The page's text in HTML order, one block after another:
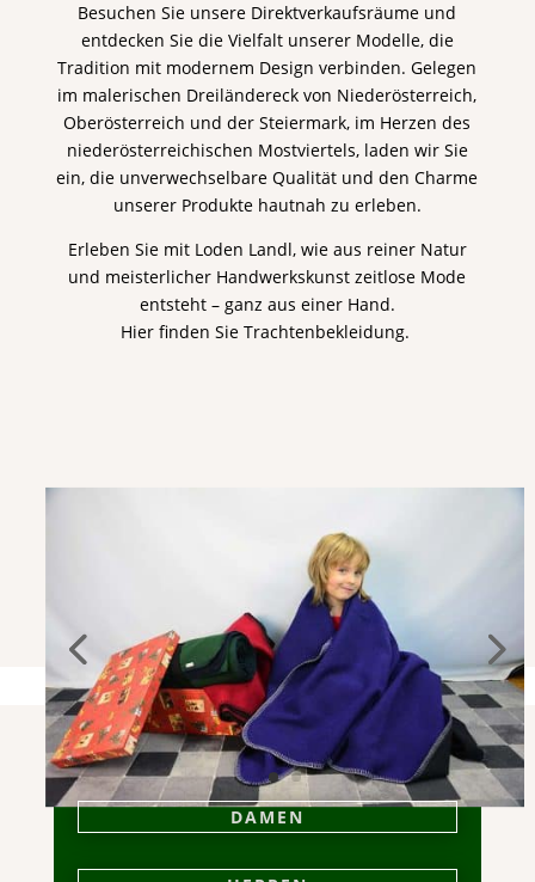
Besuchen Sie unsere Direktverkaufsräume und
entdecken Sie die Vielfalt unserer Modelle, die
Tradition mit modernem Design verbinden. Gelegen
im malerischen Dreiländereck von Niederösterreich,
Oberösterreich und der Steiermark, im Herzen des
niederösterreichischen Mostviertels, laden wir Sie
ein, die unverwechselbare Qualität und den Charme
unserer Produkte hautnah zu erleben.
Erleben Sie mit Loden Landl, wie aus reiner Natur
und meisterlicher Handwerkskunst zeitlose Mode
entsteht – ganz aus einer Hand.
Hier finden Sie Trachtenbekleidung.
DAMEN